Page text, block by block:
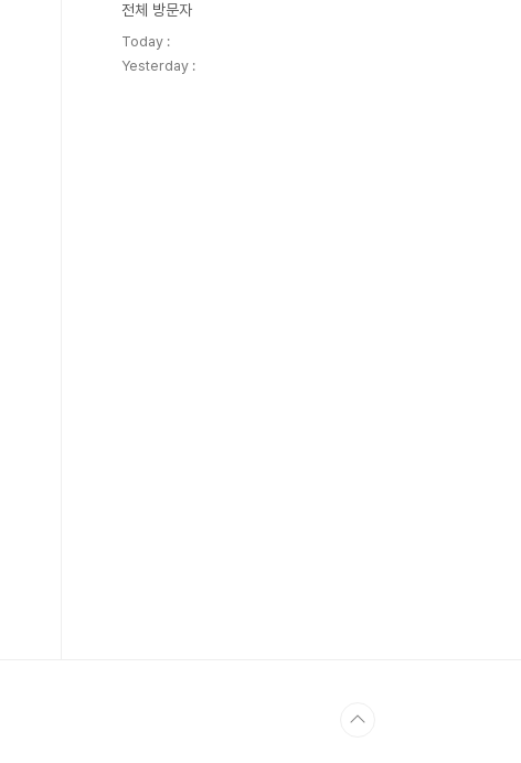
전체 방문자
Today :
Yesterday :